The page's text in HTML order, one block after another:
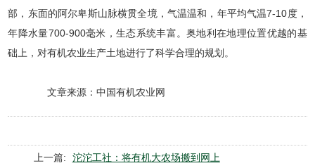
部，东面的阿尔卑斯山脉横贯全境，气温温和，年平均气温7-10度，
年降水量700-900毫米，生态系统丰富。奥地利在地理位置优越的基
础上，对有机农业生产土地进行了科学合理的规划。
文章来源：中国有机农业网
上一篇:
沱沱工社：将有机大农场搬到网上